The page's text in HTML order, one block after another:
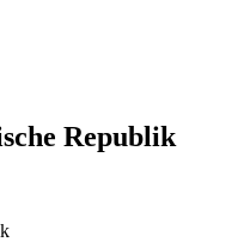
Republik